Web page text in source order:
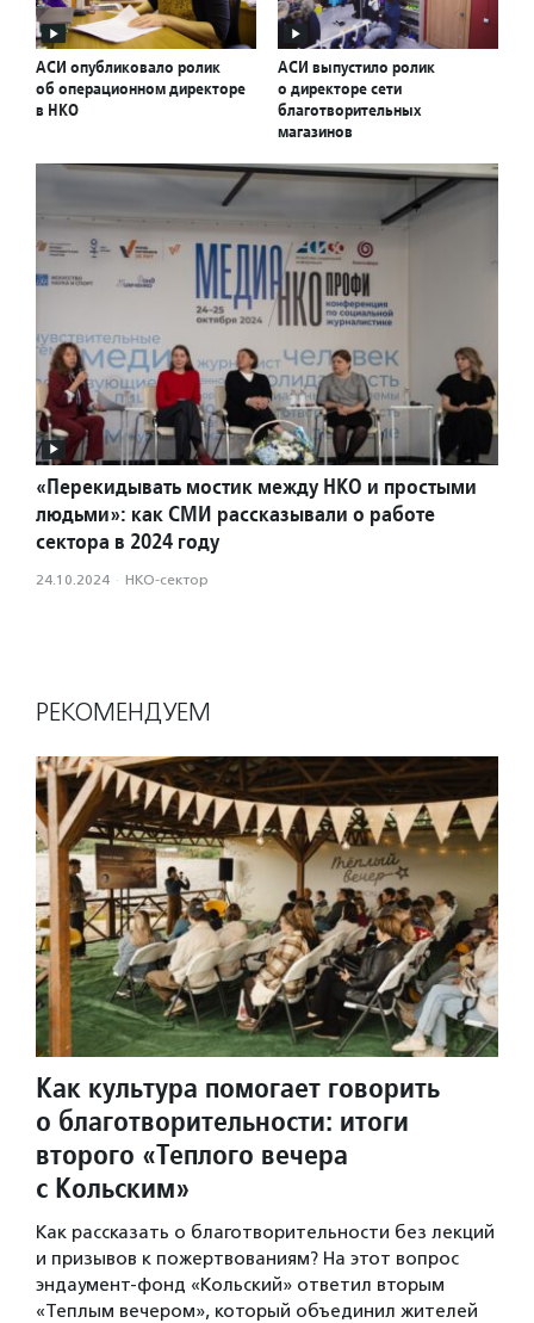
АСИ опубликовало ролик
об операционном директоре
в НКО
АСИ выпустило ролик
о директоре сети
благотворительных
магазинов
«Перекидывать мостик между НКО и простыми
людьми»: как СМИ рассказывали о работе
сектора в 2024 году
24.10.2024 · НКО-сектор
РЕКОМЕНДУЕМ
Как культура помогает говорить
о благотворительности: итоги
второго «Теплого вечера
с Кольским»
Как рассказать о благотворительности без лекций
и призывов к пожертвованиям? На этот вопрос
эндаумент-фонд «Кольский» ответил вторым
«Теплым вечером», который объединил жителей